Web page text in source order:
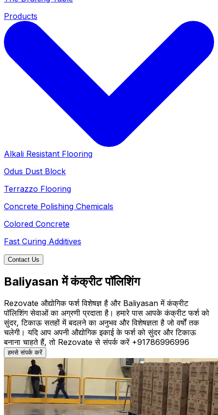
Products
Alkali Resistant Flooring
Odus Dust Block
Terrazzo Flooring
Concrete Polishing Chemicals
Colored Concrete
Fast Curing Additives
Contact Us
Baliyasan में कंक्रीट पॉलिशिंग
Rezovate औद्योगिक फर्श विशेषज्ञ है और Baliyasan में कंक्रीट
पॉलिशिंग सेवाओं का अग्रणी प्रदाता है। हमारे पास आपके कंक्रीट फर्श को
सुंदर, टिकाऊ सतहों में बदलने का अनुभव और विशेषज्ञता है जो वर्षों तक
चलेगी। यदि आप अपनी औद्योगिक इकाई के फर्श को सुंदर और टिकाऊ
बनाना चाहते हैं, तो Rezovate से संपर्क करें +91786996996
हमसे संपर्क करें